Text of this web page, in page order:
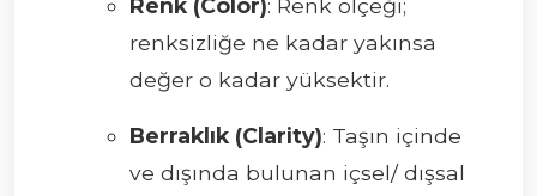
Renk (Color): Renk ölçeği;
renksizliğe ne kadar yakınsa
değer o kadar yüksektir.
Berraklık (Clarity): Taşın içinde
ve dışında bulunan içsel/ dışsal